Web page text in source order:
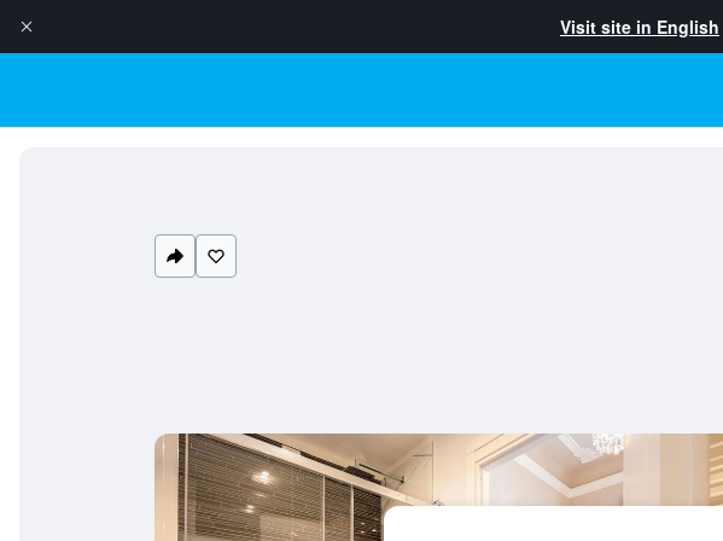
Visit site in English